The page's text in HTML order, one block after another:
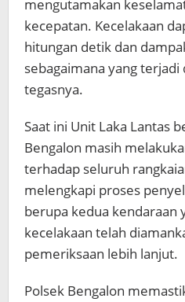
mengutamakan
kecepatan. Kecelakaan
hitungan detik dan
sebagaimana yang terjadi
tegasnya.
Saat ini Unit Laka Lantas
Bengalon masih
terhadap seluruh
melengkapi proses
berupa kedua kendaraan
kecelakaan telah
pemeriksaan lebih lanjut.
Polsek Bengalon